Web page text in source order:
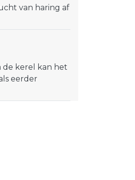
van haring af
de kerel kan het
eerder